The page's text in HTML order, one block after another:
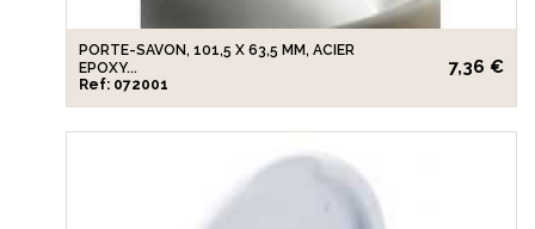
PORTE-SAVON, 101,5 X 63,5 MM, ACIER
EPOXY...
Ref: 072001
7,36 €